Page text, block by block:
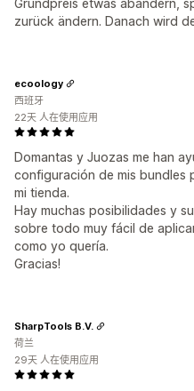
Grundpreis etwas abändern,
zurück ändern. Danach wird
Domantas y Juozas me han
configuración de mis bundles
mi tienda.
Hay muchas posibilidades y
sobre todo muy fácil de
como yo quería.
Gracias!
ecoology
西班牙
22天 人在使用应用
SharpTools B.V.
荷兰
29天 人在使用应用